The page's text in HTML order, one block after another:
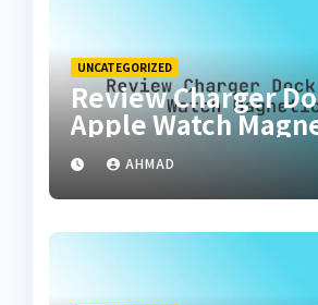
UNCATEGORIZED
Review Charger
Apple Watch
AHMAD